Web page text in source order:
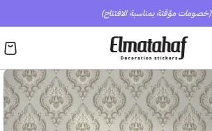
(خصومات مؤقتة بمناسبة الافتتاح)